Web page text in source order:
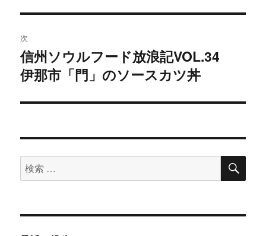
ビ
ゲ
ー
シ
ン
投
稿:
次
次
の
稿:
信州ソウルフード放浪記VOL.34
伊那市「門」のソースカツ丼
検
索
象:
検